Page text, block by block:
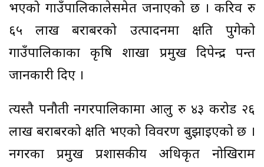
भएको गाउँपालिकालेसमेत जनाएको छ । करिव रु
६५ लाख बराबरको उत्पादनमा क्षति पुगेको
गाउँपालिकाका कृषि शाखा प्रमुख दिपेन्द्र पन्त
जानकारी दिए ।
त्यस्तै पनौती नगरपालिकामा आलु रु ४३ करोड २६
लाख बराबरको क्षति भएको विवरण बुझाइएको छ ।
नगरका प्रमुख प्रशासकीय अधिकृत नोखिराम